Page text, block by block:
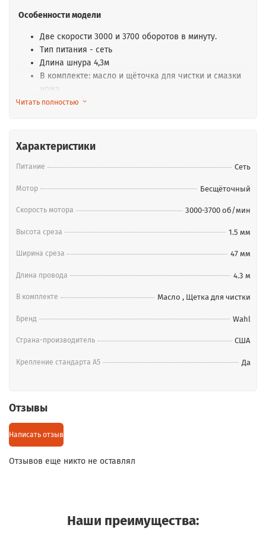
Особенности модели
Две скорости 3000 и 3700 оборотов в минуту.
Тип питания - сеть
Длина шнура 4,3м
В комплекте: масло и щёточка для чистки и смазки
ножа.
Читать полностью
Характеристики
Питание Сеть
Мотор Бесщёточный
Скорость мотора 3000-3700 об/мин
Высота среза 1.5 мм
Ширина среза 47 мм
Длина провода 4.3 м
В комплекте Масло , Щетка для чистки
Бренд Wahl
Страна-производитель США
Крепление стандарта А5 Да
Отзывы
Написать отзыв
Отзывов еще никто не оставлял
Наши преимущества: